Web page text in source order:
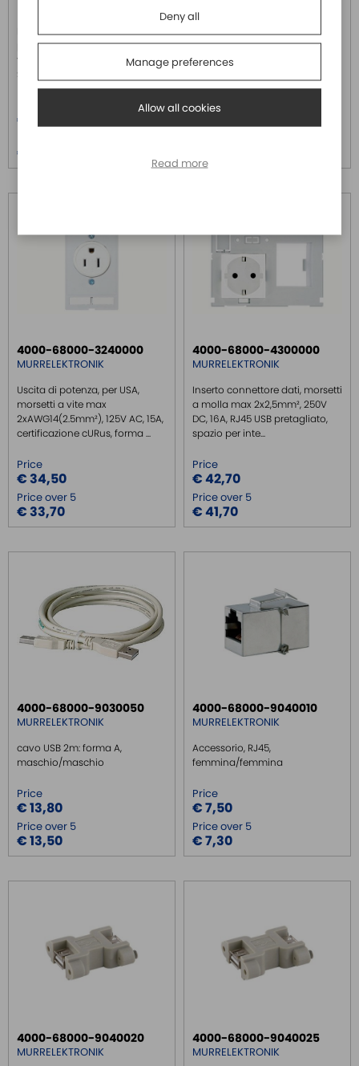
Inserto connettore dati, 1 RJ45 8
poli metallo CAT5e, 1 USB
femmina/femmina forma A, 1
SUB-D9 femmina/attac...
€ 72,40
€ 70,80
Inserto connettore dati, 1 USB
femmina/femmina forma A, 1
RJ12 6 poli plastica, con
Price
4000-68000-3240000
MURRELEKTRONIK
Uscita di potenza, per USA,
morsetti a vite max
2xAWG14(2.5mm²), 125V AC, 15A,
certificazione cURus, forma ...
Price
€ 34,50
Price over 5
€ 33,70
4000-68000-4300000
MURRELEKTRONIK
Inserto connettore dati, morsetti
a molla max 2x2,5mm², 250V
DC, 16A, RJ45 USB pretagliato,
spazio per inte...
Price
€ 42,70
Price over 5
€ 41,70
4000-68000-9030050
MURRELEKTRONIK
cavo USB 2m: forma A,
maschio/maschio
Price
€ 13,80
Price over 5
€ 13,50
4000-68000-9040010
MURRELEKTRONIK
Accessorio, RJ45,
femmina/femmina
Price
€ 7,50
Price over 5
€ 7,30
4000-68000-9040020
MURRELEKTRONIK
4000-68000-9040025
MURRELEKTRONIK
Deny all
Manage preferences
Allow all cookies
Read more